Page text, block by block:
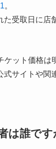
1。
た受取日に店
ケット価格
サイトや関
は誰です